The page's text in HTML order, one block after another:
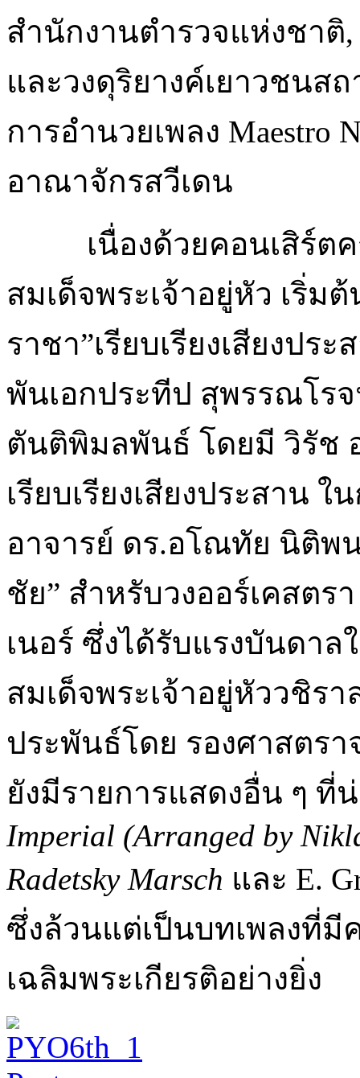
สำนักงานตำรวจแห่งชาติ
และวงดุริยางค์เยาวชน
การอำนวยเพลง Maestro
อาณาจักรสวีเดน
เนื่องด้วยคอนเสิร์ต
สมเด็จพระเจ้าอยู่หัว เริ่ม
ราชา”เรียบเรียงเสียงปร
พันเอกประทีป สุพรรณโร
ตันติพิมลพันธ์ โดยมี วิรัช
เรียบเรียงเสียงประสาน
อาจารย์ ดร.อโณทัย นิติพ
ชัย” สำหรับวงออร์เคสตร
เนอร์ ซึ่งได้รับแรงบันดา
สมเด็จพระเจ้าอยู่หัววชิร
ประพันธ์โดย รองศาสตร
ยังมีรายการแสดงอื่น ๆ ที่
Imperial (Arranged by
Radetsky Marsch และ E.
ซึ่งล้วนแต่เป็นบทเพลงที่มี
เฉลิมพระเกียรติอย่างยิ่ง